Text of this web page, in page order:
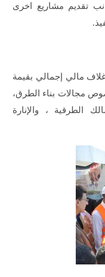
تقديم مشاريع اخرى
مالي إجمالي بقيمة
مجالات بناء الطرق،
الطرقية ، والإنارة